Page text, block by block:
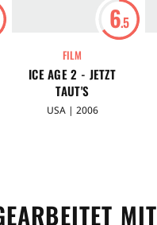
6.5
FILM
ICE AGE 2 - JETZT
TAUT'S
USA | 2006
MIT